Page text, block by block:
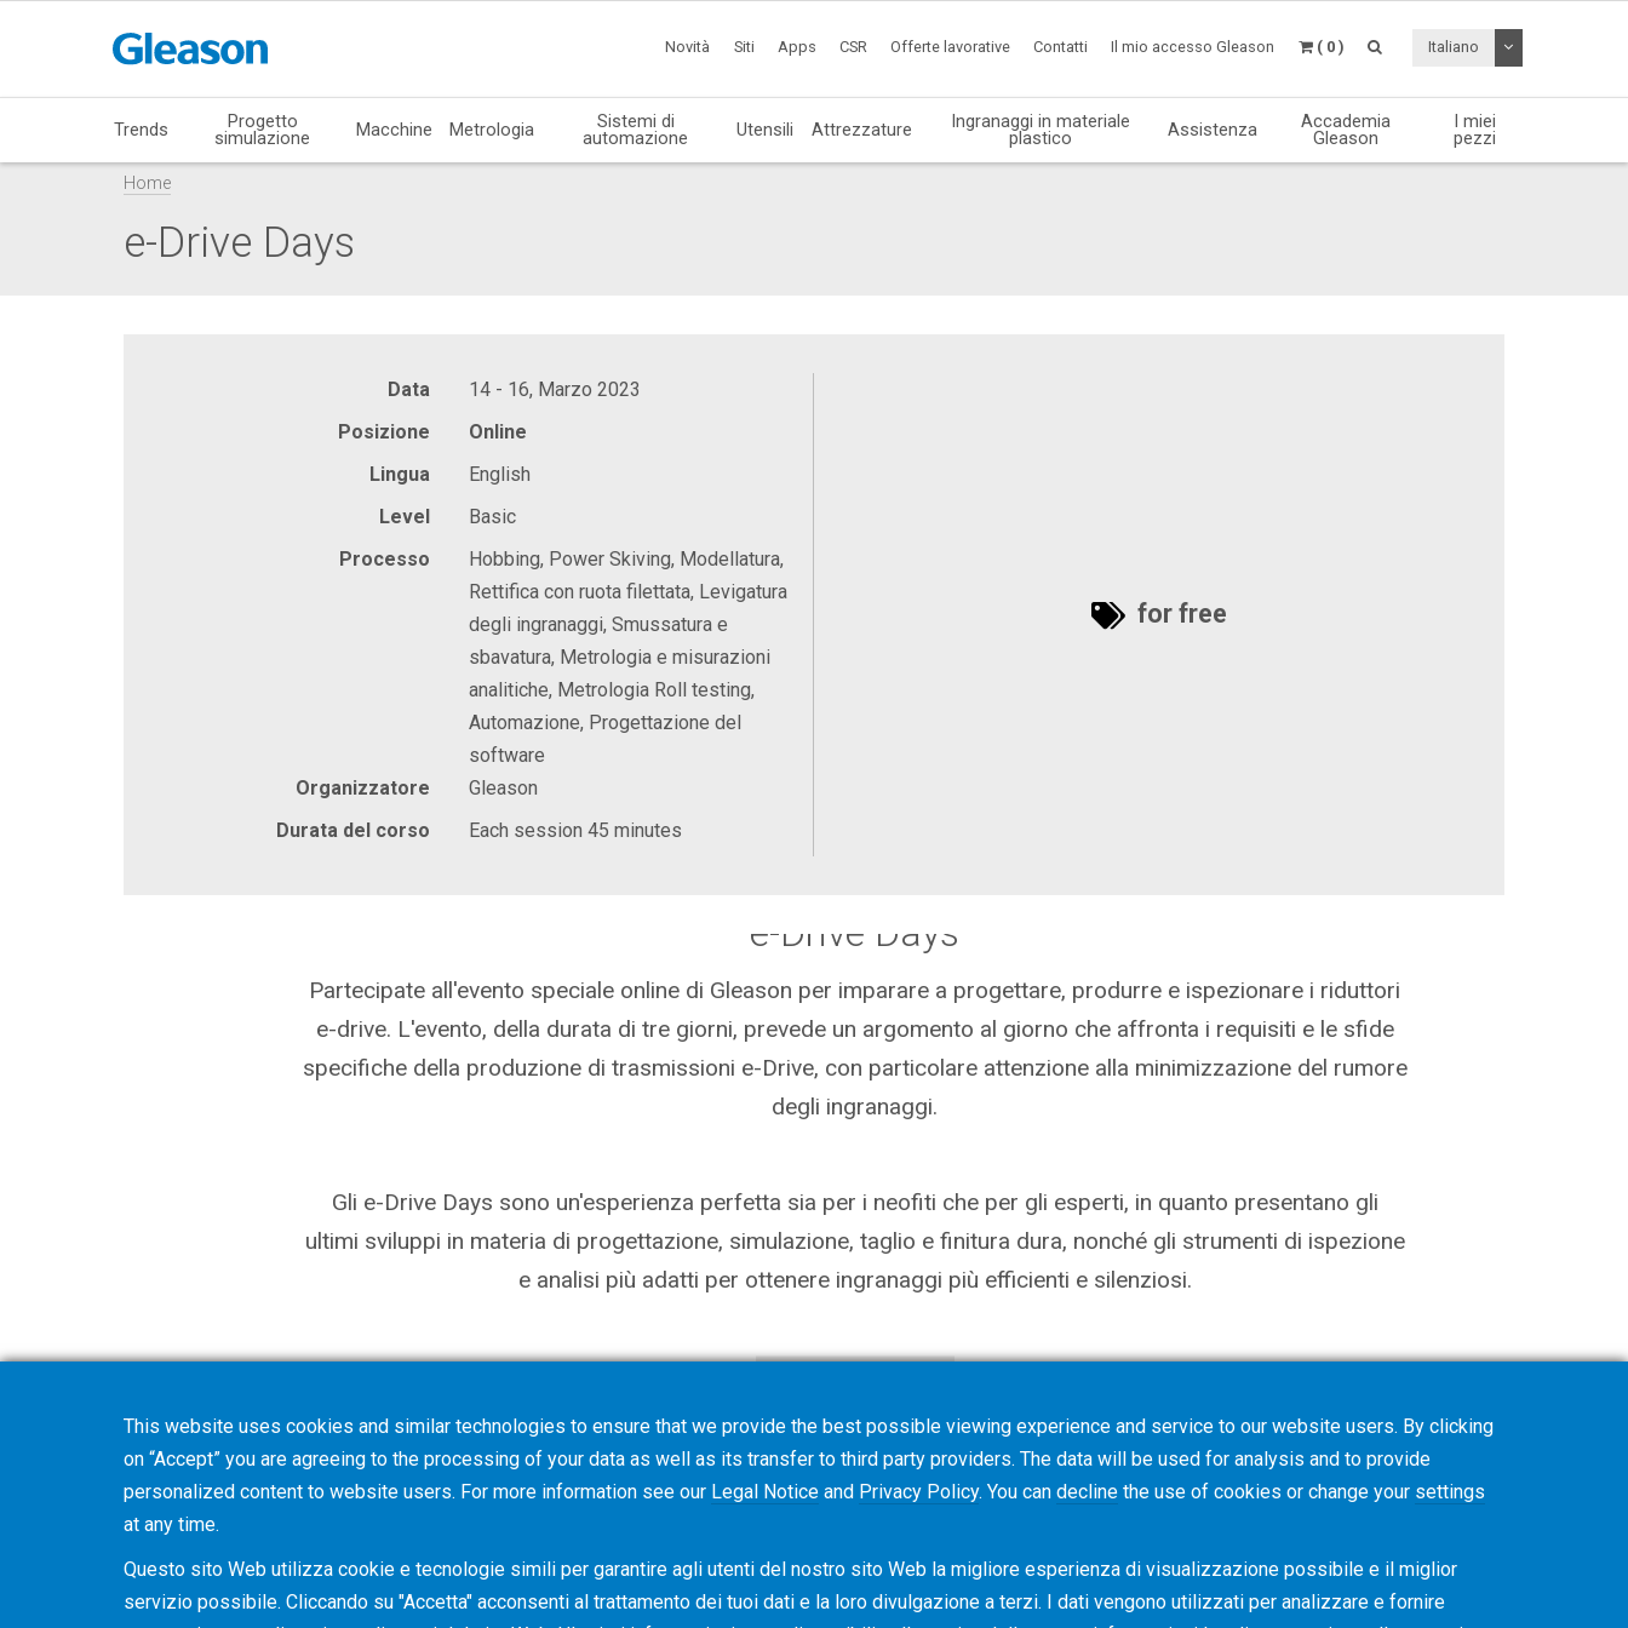
Novità Siti Apps CSR Offerte lavorative Contatti Il mio accesso Gleason ( 0 ) Italiano Attiva /
Trends Progetto
simulazione Macchine Metrologia Sistemi di
automazione Utensili Attrezzature Ingranaggi in materiale
plastico Assistenza Accademia
Gleason
I miei
pezzi
Home
e-Drive Days
Data
14 - 16, Marzo 2023
Posizione
Online
Lingua
English
Level
Basic
Processo
Hobbing, Power Skiving, Modellatura,
Rettifica con ruota filettata, Levigatura
degli ingranaggi, Smussatura e
sbavatura, Metrologia e misurazioni
analitiche, Metrologia Roll testing,
Automazione, Progettazione del
software
Organizzatore
Gleason
Durata del corso
Each session 45 minutes
for free
e-Drive Days
Partecipate all'evento speciale online di Gleason per imparare a progettare, produrre e ispezionare i riduttori
e-drive. L'evento, della durata di tre giorni, prevede un argomento al giorno che affronta i requisiti e le sfide
specifiche della produzione di trasmissioni e-Drive, con particolare attenzione alla minimizzazione del rumore
degli ingranaggi.
Gli e-Drive Days sono un'esperienza perfetta sia per i neofiti che per gli esperti, in quanto presentano gli
ultimi sviluppi in materia di progettazione, simulazione, taglio e finitura dura, nonché gli strumenti di ispezione
e analisi più adatti per ottenere ingranaggi più efficienti e silenziosi.
This website uses cookies and similar technologies to ensure that we provide the best possible viewing experience and service to our website users. By clicking
on “Accept” you are agreeing to the processing of your data as well as its transfer to third party providers. The data will be used for analysis and to provide
personalized content to website users. For more information see our Legal Notice and Privacy Policy. You can decline the use of cookies or change your settings
at any time.
Questo sito Web utilizza cookie e tecnologie simili per garantire agli utenti del nostro sito Web la migliore esperienza di visualizzazione possibile e il miglior
servizio possibile. Cliccando su "Accetta" acconsenti al ​​trattamento dei tuoi dati e la loro divulgazione a terzi. I dati vengono utilizzati per analizzare e fornire